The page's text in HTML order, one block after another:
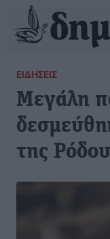
ΕΙΔΉΣΕΙΣ
Μεγάλη
της Ρόδου